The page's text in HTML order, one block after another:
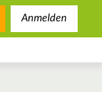
Anmelden